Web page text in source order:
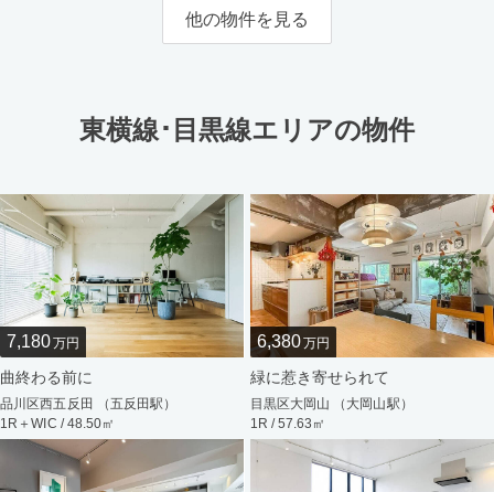
他の物件を見る
東横線･目黒線エリアの物件
7,180万円
曲終わる前に
品川区西五反田 （五反田駅）
1R＋WIC / 48.50㎡
6,380万円
緑に惹き寄せられて
目黒区大岡山 （大岡山駅）
1R / 57.63㎡